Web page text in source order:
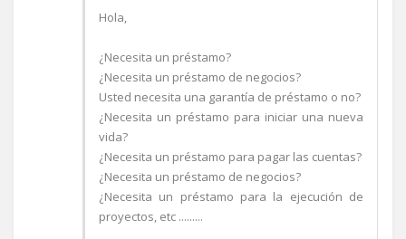
Hola,
¿Necesita un préstamo?
¿Necesita un préstamo de negocios?
Usted necesita una garantía de préstamo o no?
¿Necesita un préstamo para iniciar una nueva
vida?
¿Necesita un préstamo para pagar las cuentas?
¿Necesita un préstamo de negocios?
¿Necesita un préstamo para la ejecución de
proyectos, etc .........